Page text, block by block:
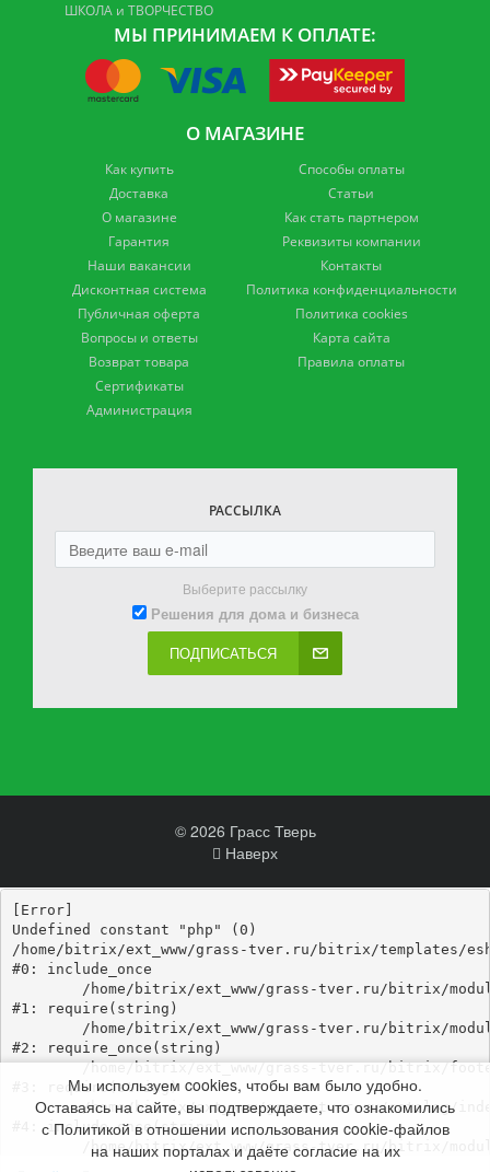
ШКОЛА и ТВОРЧЕСТВО
МЫ ПРИНИМАЕМ К ОПЛАТЕ:
О МАГАЗИНЕ
Как купить
Доставка
О магазине
Гарантия
Наши вакансии
Дисконтная система
Публичная оферта
Вопросы и ответы
Возврат товара
Сертификаты
Администрация
Способы оплаты
Статьи
Как стать партнером
Реквизиты компании
Контакты
Политика конфиденциальности
Политика cookies
Карта сайта
Правила оплаты
РАССЫЛКА
Выберите рассылку
Решения для дома и бизнеса
ПОДПИСАТЬСЯ
© 2026 Грасс Тверь
Наверх
Мы используем cookies, чтобы вам было удобно.
Оставаясь на сайте, вы подтверждаете, что ознакомились
с Политикой в отношении использования cookie-файлов
на наших порталах и даёте согласие на их
[Error]
Undefined constant "php" (0)
/home/bitrix/ext_www/grass-tver.ru/bitrix/templates/
#0: include_once
#1: require(string)
#2: require_once(string)
	/home/bitrix/ext_www/grass-tver.ru/bitrix/footer.php:4
#3: require(string)
	/home/bitrix/ext_www/grass-tver.ru/catalog/index.php:346
#4: include_once(string)